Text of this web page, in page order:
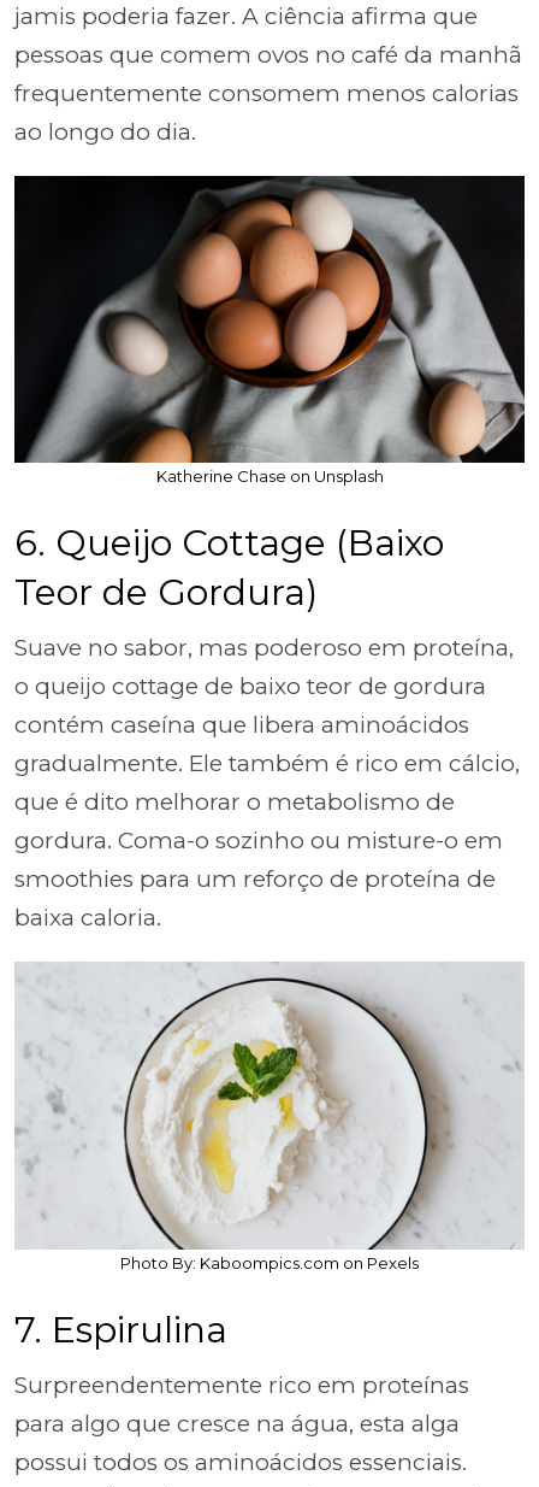
jamis poderia fazer. A ciência afirma que
pessoas que comem ovos no café da manhã
frequentemente consomem menos calorias
ao longo do dia.
Katherine Chase on Unsplash
6. Queijo Cottage (Baixo
Teor de Gordura)
Suave no sabor, mas poderoso em proteína,
o queijo cottage de baixo teor de gordura
contém caseína que libera aminoácidos
gradualmente. Ele também é rico em cálcio,
que é dito melhorar o metabolismo de
gordura. Coma-o sozinho ou misture-o em
smoothies para um reforço de proteína de
baixa caloria.
Photo By: Kaboompics.com on Pexels
7. Espirulina
Surpreendentemente rico em proteínas
para algo que cresce na água, esta alga
possui todos os aminoácidos essenciais.